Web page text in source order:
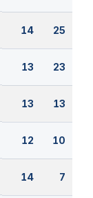
14 25
13 23
13 13
12 10
14 7